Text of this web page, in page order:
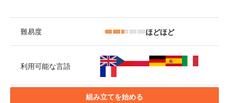
難易度 ほどほど
利用可能な言語
組み立てを始める